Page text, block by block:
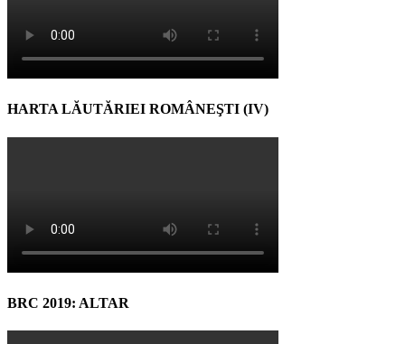
HARTA LĂUTĂRIEI ROMÂNEŞTI (IV)
BRC 2019: ALTAR